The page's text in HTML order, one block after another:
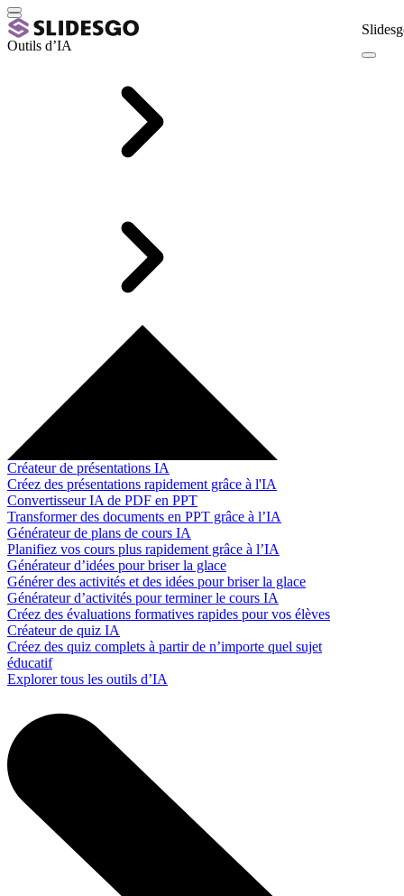
Outils d’IA
Créateur de présentations IA
Créez des présentations rapidement grâce à l'IA
Convertisseur IA de PDF en PPT
Transformer des documents en PPT grâce à l’IA
Générateur de plans de cours IA
Planifiez vos cours plus rapidement grâce à l’IA
Générateur d’idées pour briser la glace
Générer des activités et des idées pour briser la glace
Générateur d’activités pour terminer le cours IA
Créez des évaluations formatives rapides pour vos élèves
Créateur de quiz IA
Créez des quiz complets à partir de n’importe quel sujet
éducatif
Explorer tous les outils d’IA